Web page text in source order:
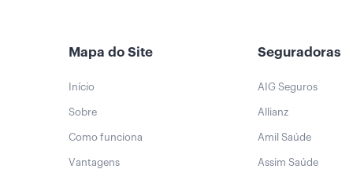
Mapa do Site
Início
Sobre
Como funciona
Vantagens
Seguradoras
AIG Seguros
Allianz
Amil Saúde
Assim Saúde